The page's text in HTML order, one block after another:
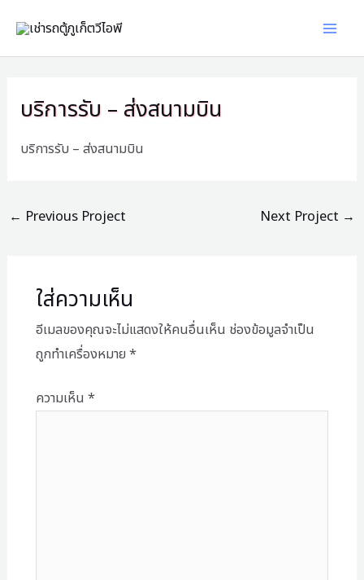
content
บริการรับ – ส่งสนามบิน
บริการรับ – ส่งสนามบิน
← Previous Project Next Project →
ใส่ความเห็น
อีเมลของคุณจะไม่แสดงให้คนอื่นเห็น ช่องข้อมูลจำเป็น
ถูกทำเครื่องหมาย *
ความเห็น *
Up